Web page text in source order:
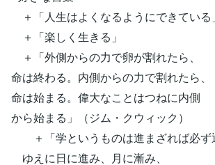
＋「人生はよくなるようにできている
＋「楽しく生きる」
＋「外側からの力で卵が割れたら、
命は終わる。内側からの力で割れたら、
命は始まる。偉大なことはつねに内側
から始まる」（ジム・クウィック）
＋「学というものは進まざれば必ず
ゆえに日に進み、月に漸み、